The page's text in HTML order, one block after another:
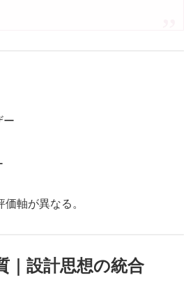
ー
軸が異なる。
｜設計思想の統合